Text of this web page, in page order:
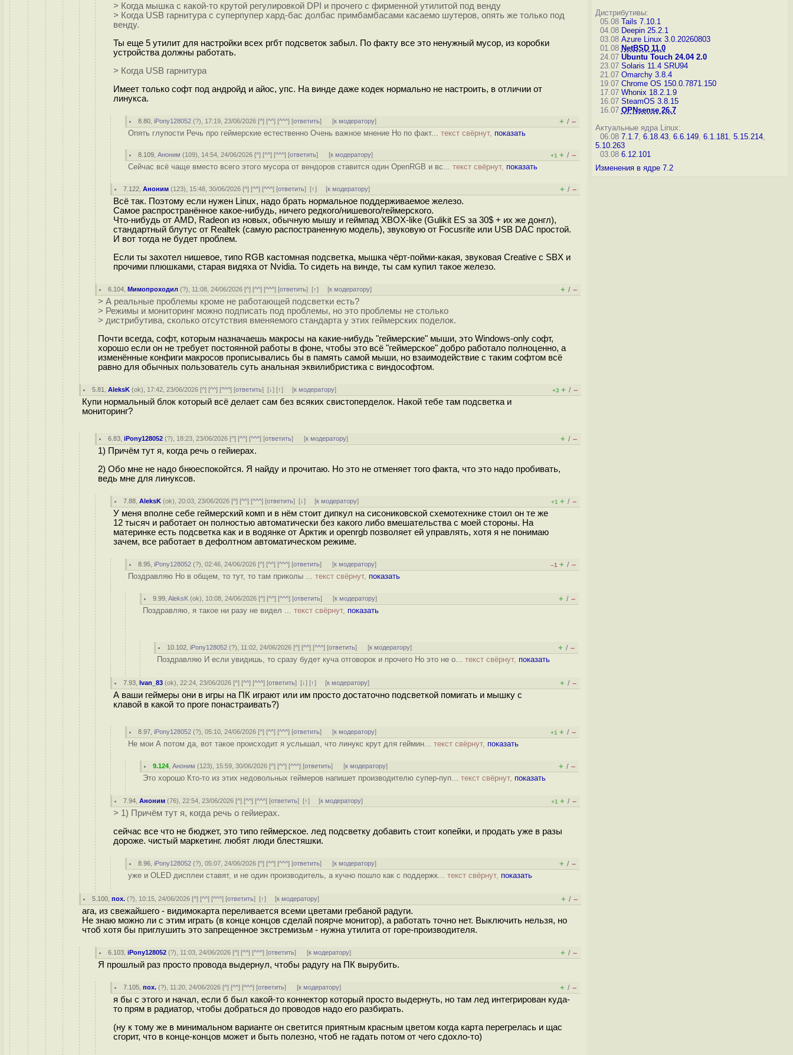
> Когда мышка с какой-то крутой регулировкой DPI и прочего с фирменной утилитой под венду
> Когда USB гарнитура с суперпупер хард-бас долбас примбамбасами касаемо шутеров, опять же только под
венду.
Ты еще 5 утилит для настройки всех ргбт подсветок забыл. По факту все это ненужный мусор, из коробки
устройства должны работать.
> Когда USB гарнитура
Имеет только софт под андройд и айос, упс. На винде даже кодек нормально не настроить, в отличии от
линукса.
8.80 ,iPony128052 (?), 17:19, 23/06/2026 [^] [^^] [^^^] [ответить] [к модератору] + / –
Опять глупости Речь про геймерские естественно Очень важное мнение Но по факт... текст свёрнут, показать
8.109 ,Аноним (109), 14:54, 24/06/2026 [^] [^^] [^^^] [ответить] [к модератору] +1 + / –
Сейчас всё чаще вместо всего этого мусора от вендоров ставится один OpenRGB и вс... текст свёрнут, показать
7.122 ,Аноним (123), 15:48, 30/06/2026 [^] [^^] [^^^] [ответить][↑] [к модератору] + / –
Всё так. Поэтому если нужен Linux, надо брать нормальное поддерживаемое железо.
Самое распространённое какое-нибудь, ничего редкого/нишевого/геймерского.
Что-нибудь от AMD, Radeon из новых, обычную мышу и геймпад XBOX-like (Gulikit ES за 30$ + их же донгл),
стандартный блутус от Realtek (самую распостраненную модель), звуковую от Focusrite или USB DAC простой.
И вот тогда не будет проблем.
Если ты захотел нишевое, типо RGB кастомная подсветка, мышка чёрт-пойми-какая, звуковая Creative с SBX и
прочими плюшками, старая видяха от Nvidia. То сидеть на винде, ты сам купил такое железо.
6.104 ,Мимопроходил (?), 11:08, 24/06/2026 [^] [^^] [^^^] [ответить][↑] [к модератору] + / –
> А реальные проблемы кроме не работающей подсветки есть?
> Режимы и мониторинг можно подписать под проблемы, но это проблемы не столько
> дистрибутива, сколько отсутствия вменяемого стандарта у этих геймерских поделок.
Почти всегда, софт, которым назначаешь макросы на какие-нибудь "геймерские" мыши, это Windows-only софт,
хорошо если он не требует постоянной работы в фоне, чтобы это всё "геймерское" добро работало полноценно, а
изменённые конфиги макросов прописывались бы в память самой мыши, но взаимодействие с таким софтом всё
равно для обычных пользователь суть анальная эквилибристика с виндософтом.
5.81 ,AleksK (ok), 17:42, 23/06/2026 [^] [^^] [^^^] [ответить][↓] [↑] [к модератору] +3 + / –
Купи нормальный блок который всё делает сам без всяких свистоперделок. Накой тебе там подсветка и
мониторинг?
6.83 ,iPony128052 (?), 18:23, 23/06/2026 [^] [^^] [^^^] [ответить] [к модератору] + / –
1) Причём тут я, когда речь о гейиерах.
2) Обо мне не надо бнюеспокойтся. Я найду и прочитаю. Но это не отменяет того факта, что это надо пробивать,
ведь мне для линуксов.
7.88 ,AleksK (ok), 20:03, 23/06/2026 [^] [^^] [^^^] [ответить][↓] [к модератору] +1 + / –
У меня вполне себе геймерский комп и в нём стоит дипкул на сисониковской схемотехнике стоил он те же
12 тысяч и работает он полностью автоматически без какого либо вмешательства с моей стороны. На
материнке есть подсветка как и в водянке от Арктик и openrgb позволяет ей управлять, хотя я не понимаю
зачем, все работает в дефолтном автоматическом режиме.
8.95 ,iPony128052 (?), 02:46, 24/06/2026 [^] [^^] [^^^] [ответить] [к модератору] –1 + / –
Поздравляю Но в общем, то тут, то там приколы ... текст свёрнут, показать
9.99 ,AleksK (ok), 10:08, 24/06/2026 [^] [^^] [^^^] [ответить] [к модератору] + / –
Поздравляю, я такое ни разу не видел ... текст свёрнут, показать
10.102 ,iPony128052 (?), 11:02, 24/06/2026 [^] [^^] [^^^] [ответить] [к модератору] + / –
Поздравляю И если увидишь, то сразу будет куча отговорок и прочего Но это не о... текст свёрнут, показать
7.93 ,Ivan_83 (ok), 22:24, 23/06/2026 [^] [^^] [^^^] [ответить][↓] [↑] [к модератору] + / –
А ваши геймеры они в игры на ПК играют или им просто достаточно подсветкой помигать и мышку с
клавой в какой то проге понастраивать?)
8.97 ,iPony128052 (?), 05:10, 24/06/2026 [^] [^^] [^^^] [ответить] [к модератору] +1 + / –
Не мои А потом да, вот такое происходит я услышал, что линукс крут для геймин... текст свёрнут, показать
9.124 ,Аноним (123), 15:59, 30/06/2026 [^] [^^] [^^^] [ответить] [к модератору] + / –
Это хорошо Кто-то из этих недовольных геймеров напишет производителю супер-пуп... текст свёрнут, показать
7.94 ,Аноним (76), 22:54, 23/06/2026 [^] [^^] [^^^] [ответить][↑] [к модератору] +1 + / –
> 1) Причём тут я, когда речь о гейиерах.
сейчас все что не бюджет, это типо геймерское. лед подсветку добавить стоит копейки, и продать уже в разы
дороже. чистый маркетинг. любят люди блестяшки.
8.96 ,iPony128052 (?), 05:07, 24/06/2026 [^] [^^] [^^^] [ответить] [к модератору] + / –
уже и OLED дисплеи ставят, и не один производитель, а кучно пошло как с поддержк... текст свёрнут, показать
5.100 ,пох. (?), 10:15, 24/06/2026 [^] [^^] [^^^] [ответить][↑] [к модератору] + / –
ага, из свежайшего - видимокарта переливается всеми цветами гребаной радуги.
Не знаю можно ли с этим играть (в конце концов сделай поярче монитор), а работать точно нет. Выключить нельзя, но
чтоб хотя бы приглушить это запрещенное экстремизьм - нужна утилита от горе-производителя.
6.103 ,iPony128052 (?), 11:03, 24/06/2026 [^] [^^] [^^^] [ответить] [к модератору] + / –
Я прошлый раз просто провода выдернул, чтобы радугу на ПК вырубить.
7.105 ,пох. (?), 11:20, 24/06/2026 [^] [^^] [^^^] [ответить] [к модератору] + / –
я бы с этого и начал, если б был какой-то коннектор который просто выдернуть, но там лед интегрирован куда-
то прям в радиатор, чтобы добраться до проводов надо его разбирать.
(ну к тому же в минимальном варианте он светится приятным красным цветом когда карта перегрелась и щас
сгорит, что в конце-концов может и быть полезно, чтоб не гадать потом от чего сдохло-то)
Дистрибутивы:
05.08 Tails 7.10.1
04.08 Deepin 25.2.1
03.08 Azure Linux 3.0.20260803
01.08 NetBSD 11.0
24.07 Ubuntu Touch 24.04 2.0
23.07 Solaris 11.4 SRU94
21.07 Omarchy 3.8.4
19.07 Chrome OS 150.0.7871.150
17.07 Whonix 18.2.1.9
16.07 SteamOS 3.8.15
16.07 OPNsense 26.7
Актуальные ядра Linux:
06.08 7.1.7, 6.18.43, 6.6.149, 6.1.181, 5.15.214,
5.10.263
03.08 6.12.101
Изменения в ядре 7.2